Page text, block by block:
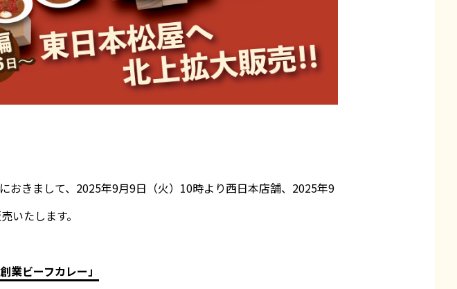
おきまして、2025年9月9日（火）10時より西日本店舗、2025年9
いたします。
業ビーフカレー」